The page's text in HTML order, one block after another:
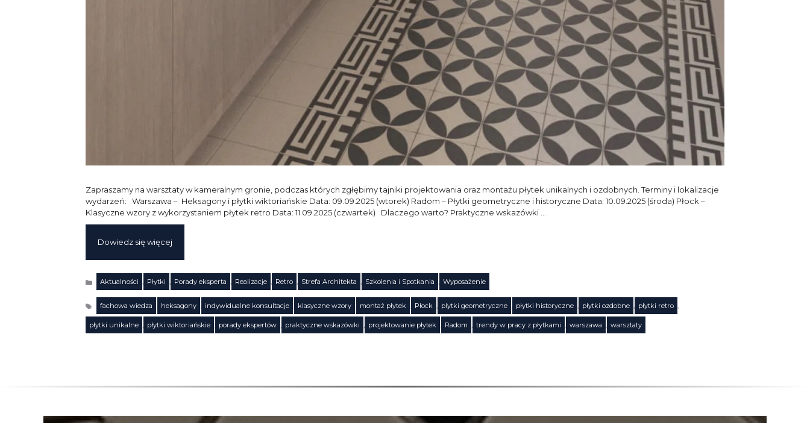
Zapraszamy na warsztaty w kameralnym gronie, podczas których zgłębimy tajniki projektowania oraz montażu płytek unikalnych i ozdobnych. Terminy i lokalizacje
wydarzeń: Warszawa – Heksagony i płytki wiktoriańskie Data: 09.09.2025 (wtorek) Radom – Płytki geometryczne i historyczne Data: 10.09.2025 (środa) Płock –
Klasyczne wzory z wykorzystaniem płytek retro Data: 11.09.2025 (czwartek) Dlaczego warto? Praktyczne wskazówki …
Dowiedz się więcej
KategorieAktualności , Płytki , Porady eksperta , Realizacje , Retro , Strefa Architekta , Szkolenia i Spotkania , Wyposażenie
Tagi
fachowa wiedza , heksagony , indywidualne konsultacje , klasyczne wzory , montaż płytek , Płock , plytki geometryczne , płytki historyczne , płytki ozdobne , płytki retro ,
płytki unikalne , płytki wiktoriańskie , porady ekspertów , praktyczne wskazówki , projektowanie płytek , Radom , trendy w pracy z płytkami , warszawa , warsztaty